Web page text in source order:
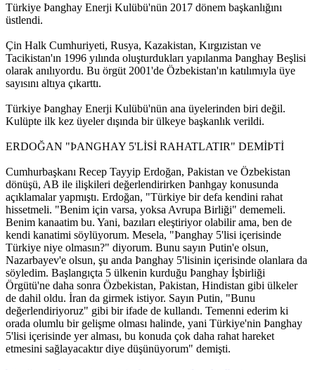
Türkiye Þanghay Enerji Kulübü'nün 2017 dönem başkanlığını
üstlendi.
Çin Halk Cumhuriyeti, Rusya, Kazakistan, Kırgızistan ve
Tacikistan'ın 1996 yılında oluşturdukları yapılanma Þanghay Beşlisi
olarak anılıyordu. Bu örgüt 2001'de Özbekistan'ın katılımıyla üye
sayısını altıya çıkarttı.
Türkiye Þanghay Enerji Kulübü'nün ana üyelerinden biri değil.
Kulüpte ilk kez üyeler dışında bir ülkeye başkanlık verildi.
ERDOĞAN "ÞANGHAY 5'LİSİ RAHATLATIR" DEMİÞTİ
Cumhurbaşkanı Recep Tayyip Erdoğan, Pakistan ve Özbekistan
dönüşü, AB ile ilişkileri değerlendirirken Þanhgay konusunda
açıklamalar yapmıştı. Erdoğan, "Türkiye bir defa kendini rahat
hissetmeli. "Benim için varsa, yoksa Avrupa Birliği" dememeli.
Benim kanaatim bu. Yani, bazıları eleştiriyor olabilir ama, ben de
kendi kanatimi söylüyorum. Mesela, "Þanghay 5'lisi içerisinde
Türkiye niye olmasın?" diyorum. Bunu sayın Putin'e olsun,
Nazarbayev'e olsun, şu anda Þanghay 5'lisinin içerisinde olanlara da
söyledim. Başlangıçta 5 ülkenin kurduğu Þanghay İşbirliği
Örgütü'ne daha sonra Özbekistan, Pakistan, Hindistan gibi ülkeler
de dahil oldu. İran da girmek istiyor. Sayın Putin, "Bunu
değerlendiriyoruz" gibi bir ifade de kullandı. Temenni ederim ki
orada olumlu bir gelişme olması halinde, yani Türkiye'nin Þanghay
5'lisi içerisinde yer alması, bu konuda çok daha rahat hareket
etmesini sağlayacaktır diye düşünüyorum" demişti.